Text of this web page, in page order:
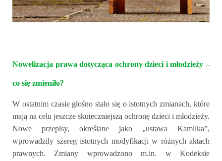
Nowelizacja prawa dotycząca ochrony dzieci i młodzieży –
co się zmieniło?
W ostatnim czasie głośno stało się oistotnych zmianach, które
mają na celu jeszcze skuteczniejszą ochronę dzieci i młodzieży.
Nowe przepisy, określane jako „ustawa Kamilka”,
wprowadziły szereg istotnych modyfikacji w różnych aktach
prawnych. Zmiany wprowadzono m.in. w Kodeksie